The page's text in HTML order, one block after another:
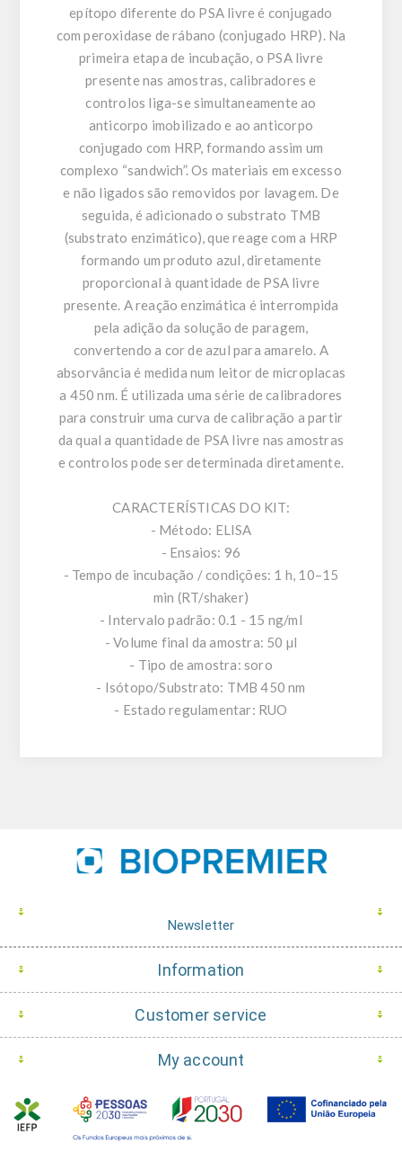
epítopo diferente do PSA livre é conjugado
com peroxidase de rábano (conjugado HRP). Na
primeira etapa de incubação, o PSA livre
presente nas amostras, calibradores e
controlos liga-se simultaneamente ao
anticorpo imobilizado e ao anticorpo
conjugado com HRP, formando assim um
complexo “sandwich”. Os materiais em excesso
e não ligados são removidos por lavagem. De
seguida, é adicionado o substrato TMB
(substrato enzimático), que reage com a HRP
formando um produto azul, diretamente
proporcional à quantidade de PSA livre
presente. A reação enzimática é interrompida
pela adição da solução de paragem,
convertendo a cor de azul para amarelo. A
absorvância é medida num leitor de microplacas
a 450 nm. É utilizada uma série de calibradores
para construir uma curva de calibração a partir
da qual a quantidade de PSA livre nas amostras
e controlos pode ser determinada diretamente.
CARACTERÍSTICAS DO KIT:
- Método: ELISA
- Ensaios: 96
- Tempo de incubação / condições: 1 h, 10–15
min (RT/shaker)
- Intervalo padrão: 0.1 - 15 ng/ml
- Volume final da amostra: 50 µl
- Tipo de amostra: soro
- Isótopo/Substrato: TMB 450 nm
- Estado regulamentar: RUO
Newsletter
Information
Customer service
My account